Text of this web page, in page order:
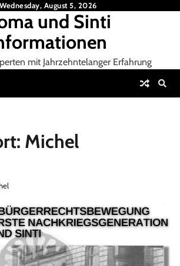
Wednesday, August 5, 2026
und Sinti
mit Jahrzehntelanger Erfahrung
Michel